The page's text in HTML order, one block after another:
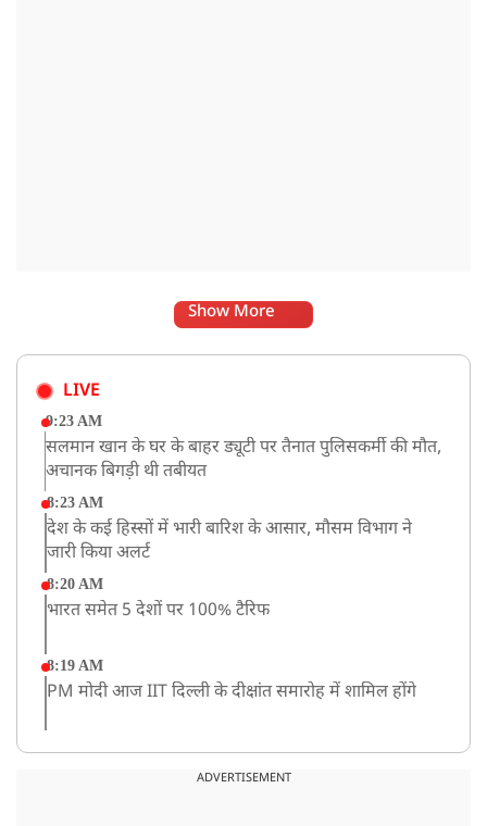
Show More
LIVE
9:23 AM
सलमान खान के घर के बाहर ड्यूटी पर तैनात पुलिसकर्मी की मौत,
अचानक बिगड़ी थी तबीयत
8:23 AM
देश के कई हिस्सों में भारी बारिश के आसार, मौसम विभाग ने
जारी किया अलर्ट
8:20 AM
भारत समेत 5 देशों पर 100% टैरिफ
8:19 AM
PM मोदी आज IIT दिल्ली के दीक्षांत समारोह में शामिल होंगे
ADVERTISEMENT